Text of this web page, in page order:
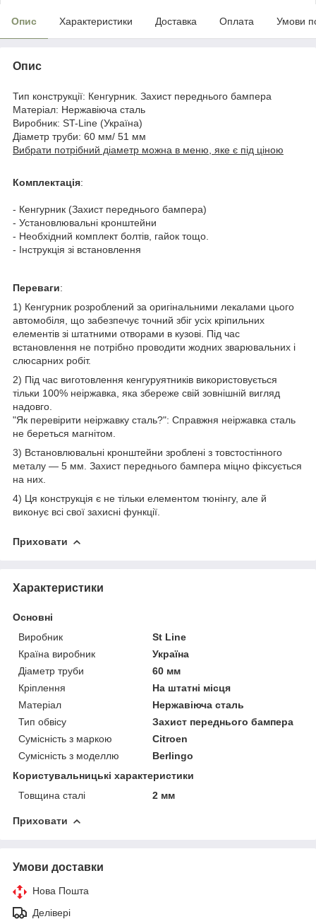
Опис Характеристики Доставка Оплата Умови
Опис
Тип конструкції: Кенгурник. Захист переднього бампера
Матеріал: Нержавіюча сталь
Виробник: ST-Line (Україна)
Діаметр труби: 60 мм/ 51 мм
Вибрати потрібний діаметр можна в меню, яке є під ціною
Комплектація:
- Кенгурник (Захист переднього бампера)
- Установлювальні кронштейни
- Необхідний комплект болтів, гайок тощо.
- Інструкція зі встановлення
Переваги:
1) Кенгурник розроблений за оригінальними лекалами цього
автомобіля, що забезпечує точний збіг усіх кріпильних
елементів зі штатними отворами в кузові. Під час
встановлення не потрібно проводити жодних зварювальних і
слюсарних робіт.
2) Під час виготовлення кенгуруятників використовується
тільки 100% неіржавка, яка збереже свій зовнішній вигляд
надовго.
"Як перевірити неіржавку сталь?": Справжня неіржавка сталь
не береться магнітом.
3) Встановлювальні кронштейни зроблені з товстостінного
металу — 5 мм. Захист переднього бампера міцно фіксується
на них.
4) Ця конструкція є не тільки елементом тюнінгу, але й
виконує всі свої захисні функції.
Приховати
Характеристики
Основні
Виробник
St Line
Країна виробник
Україна
Діаметр труби
60 мм
Кріплення
На штатні місця
Матеріал
Нержавіюча сталь
Тип обвісу
Захист переднього бампера
Сумісність з маркою
Citroen
Сумісність з моделлю
Berlingo
Користувальницькі характеристики
Товщина сталі
2 мм
Приховати
Умови доставки
Нова Пошта
Делівері